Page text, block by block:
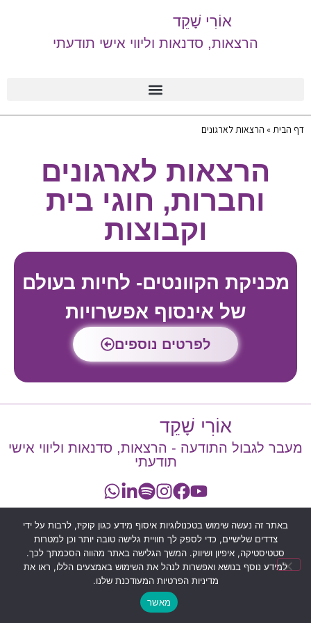
אוֹרִי שָׁקֵד
הרצאות, סדנאות וליווי אישי תודעתי
דף הבית» הרצאות לארגונים
הרצאות לארגונים
וחברות, חוגי בית
וקבוצות
לפרטים נוספים
מכניקת הקוונטים- לחיות בעולם
של אינסוף אפשרויות
אוֹרִי שָׁקֵד
מעבר לגבול התודעה - הרצאות, סדנאות וליווי אישי
תודעתי
תנאי פרטיות
באתר זה נעשה שימוש בטכנולוגיות איסוף מידע כגון קוקיז, לרבות על ידי
צדדים שלישיים, כדי לספק לך חוויית גלישה טובה יותר וכן למטרות
סטטיסטיקה, איפיון ושיווק. המשך הגלישה באתר מהווה הסכמתך לכך.
למידע נוסף בנושא ואפשרות לנהל את השימוש באמצעים הללו, ראו את
מדיניות הפרטיות המעודכנת שלנו.
מאשר